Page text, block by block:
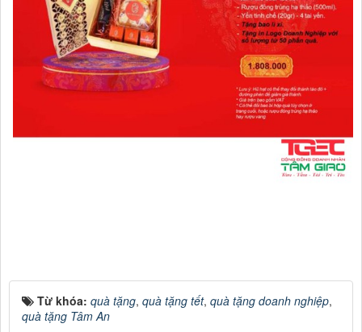
Từ khóa: quà tặng, quà tặng tết, quà tặng doanh nghiệp,
quà tặng Tâm An